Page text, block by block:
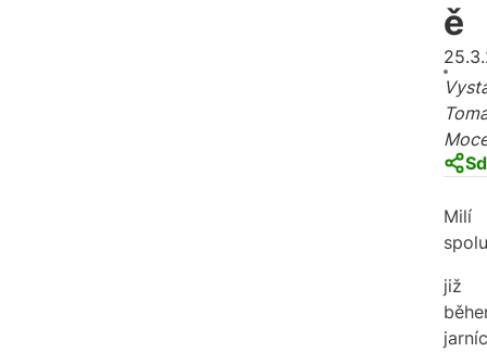
ě
Milí
již